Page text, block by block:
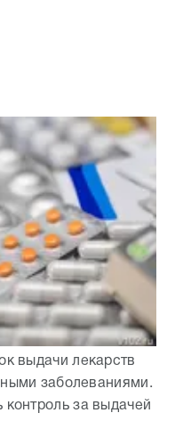
выдачи лекарств
заболеваниями.
за выдачей